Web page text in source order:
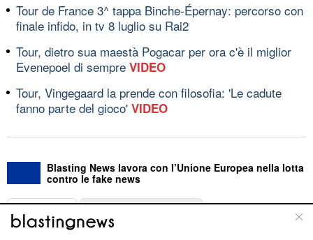
Tour de France 3^ tappa Binche-Épernay: percorso con
finale infido, in tv 8 luglio su Rai2
Tour, dietro sua maestà Pogacar per ora c'è il miglior
Evenepoel di sempre VIDEO
Tour, Vingegaard la prende con filosofia: 'Le cadute
fanno parte del gioco' VIDEO
Blasting News lavora con l’Unione Europea nella lotta
contro le fake news
ABOUT